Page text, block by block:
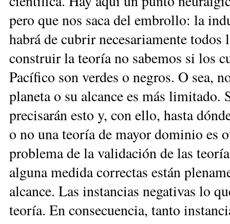
pero que nos saca del embrollo: la
habrá de cubrir necesariamente
construir la teoría no sabemos si los
Pacífico son verdes o negros. O sea,
planeta o su alcance es más limitado.
precisarán esto y, con ello, hasta
o no una teoría de mayor dominio es
problema de la validación de las
alguna medida correctas están
alcance. Las instancias negativas lo
teoría. En consecuencia, tanto